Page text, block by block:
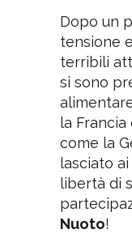
Dopo un
tensione
terribili
si sono
la
come la
lasciato
libertà di
Nuoto!